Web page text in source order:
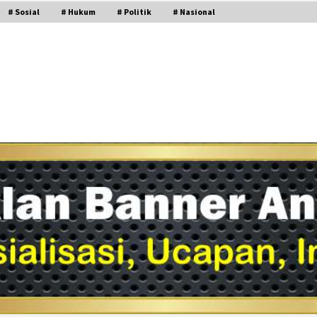
# Sosial # Hukum # Politik # Nasional